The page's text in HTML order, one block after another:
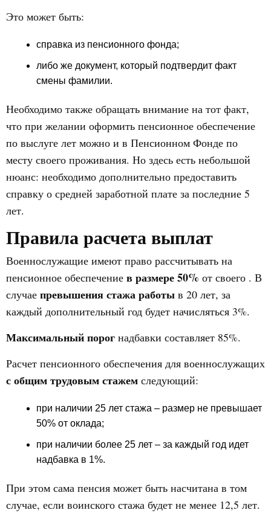
Это может быть:
справка из пенсионного фонда;
либо же документ, который подтвердит факт
смены фамилии.
Необходимо также обращать внимание на тот факт,
что при желании оформить пенсионное обеспечение
по выслуге лет можно и в Пенсионном Фонде по
месту своего проживания. Но здесь есть небольшой
нюанс: необходимо дополнительно предоставить
справку о средней заработной плате за последние 5
лет.
Правила расчета выплат
Военнослужащие имеют право рассчитывать на
пенсионное обеспечение в размере 50% от своего . В
случае превышения стажа работы в 20 лет, за
каждый дополнительный год будет начисляться 3%.
Максимальный порог надбавки составляет 85%.
Расчет пенсионного обеспечения для военнослужащих
с общим трудовым стажем следующий:
при наличии 25 лет стажа – размер не превышает
50% от оклада;
при наличии более 25 лет – за каждый год идет
надбавка в 1%.
При этом сама пенсия может быть насчитана в том
случае, если воинского стажа будет не менее 12,5 лет.